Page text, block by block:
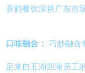
喜鹤餐饮深耕广东市
口味融合： 巧妙融合
足来自五湖四海员工